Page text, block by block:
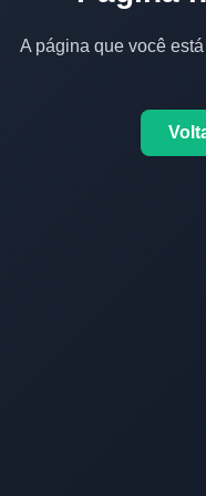
A página que você